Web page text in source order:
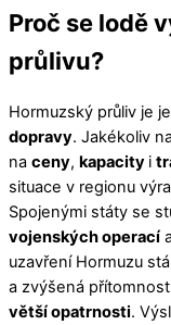
Proč se lodě
průlivu?
Hormuzský průliv je
dopravy. Jakékoliv
na ceny, kapacity i
situace v regionu
Spojenými státy se
vojenských operací
uzavření Hormuzu
a zvýšená
větší opatrnosti.